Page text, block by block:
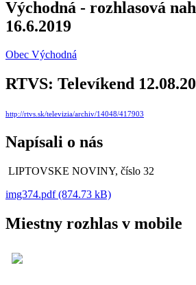
Východná - rozhlasová
16.6.2019
Obec Východná
RTVS: Televíkend
http://rtvs.sk/televizia/archiv/14048/417903
Napísali o nás
LIPTOVSKE NOVINY, číslo 32
img374.pdf (874.73 kB)
Miestny rozhlas v mobile